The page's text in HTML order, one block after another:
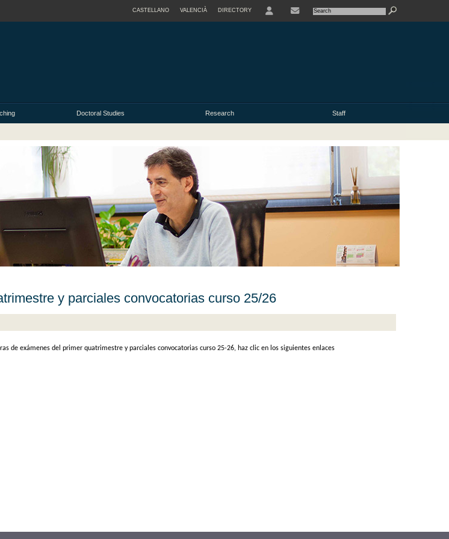
CASTELLANO VALENCIÀ DIRECTORY
Doctoral Studies Research Staff
y parciales convocatorias curso 25/26
de exámenes del primer quatrimestre y parciales convocatorias curso 25-26, haz clic en los siguientes enlaces